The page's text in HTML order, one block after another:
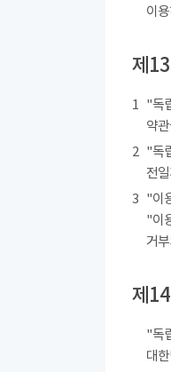
이
제
1 "독
약
2 "독
전
3 "이
"이
거
제
"독
대